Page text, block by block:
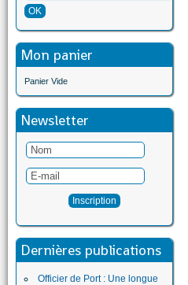
Mon panier
Panier Vide
Newsletter
Dernières publications
Officier de Port : Une longue